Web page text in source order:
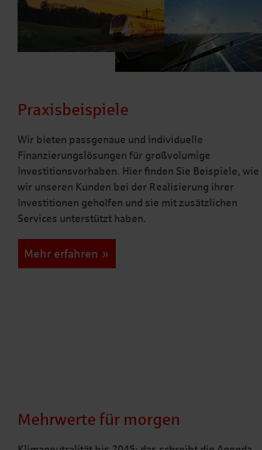
Praxisbeispiele
Wir bieten passgenaue und individuelle
Finanzierungslösungen für großvolumige
Investitionsvorhaben. Hier finden Sie Beispiele, wie
wir unseren Kunden bei der Realisierung ihrer
Investitionen geholfen und sie mit zusätzlichen
Services unterstützt haben.
Mehr erfahren
Mehrwerte für morgen